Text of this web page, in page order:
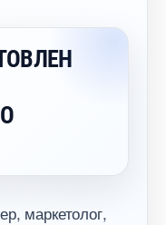
маркетолог,